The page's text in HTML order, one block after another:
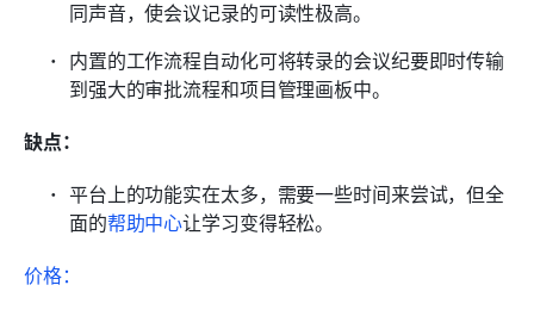
同声音，使会议记录的可读性极高。
内置的工作流程自动化可将转录的会议纪要即时传输
到强大的审批流程和项目管理画板中。
缺点：
平台上的功能实在太多，需要一些时间来尝试，但全
面的帮助中心让学习变得轻松。
价格：